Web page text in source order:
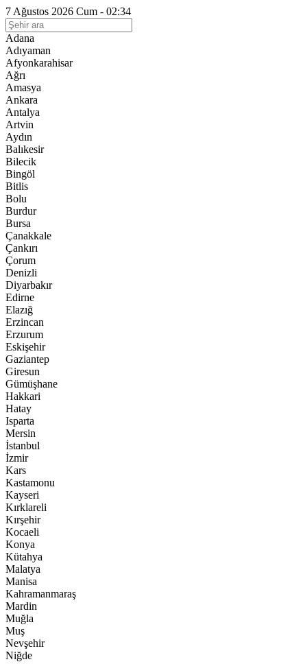
7 Ağustos 2026 Cum - 02:34
Adana
Adıyaman
Afyonkarahisar
Ağrı
Amasya
Ankara
Antalya
Artvin
Aydın
Balıkesir
Bilecik
Bingöl
Bitlis
Bolu
Burdur
Bursa
Çanakkale
Çankırı
Çorum
Denizli
Diyarbakır
Edirne
Elazığ
Erzincan
Erzurum
Eskişehir
Gaziantep
Giresun
Gümüşhane
Hakkari
Hatay
Isparta
Mersin
İstanbul
İzmir
Kars
Kastamonu
Kayseri
Kırklareli
Kırşehir
Kocaeli
Konya
Kütahya
Malatya
Manisa
Kahramanmaraş
Mardin
Muğla
Muş
Nevşehir
Niğde